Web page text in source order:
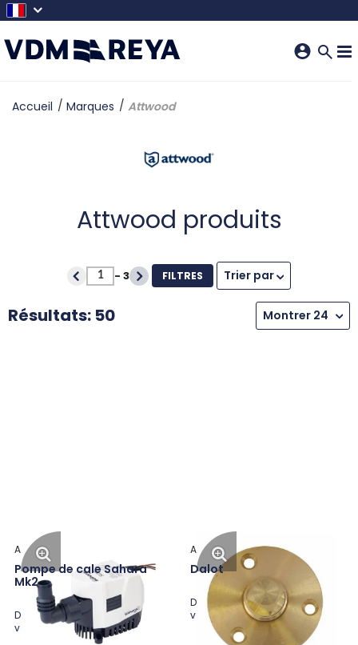
Accueil Marques Attwood
Attwood produits
- 3 FILTRES Trier par
Montrer 24
Résultats: 50
Pompe de cale Sahara
Mk2
Attwood
Disponible en plusieurs
variantes
Dalot
Attwood
Disponible en plusieurs
variantes